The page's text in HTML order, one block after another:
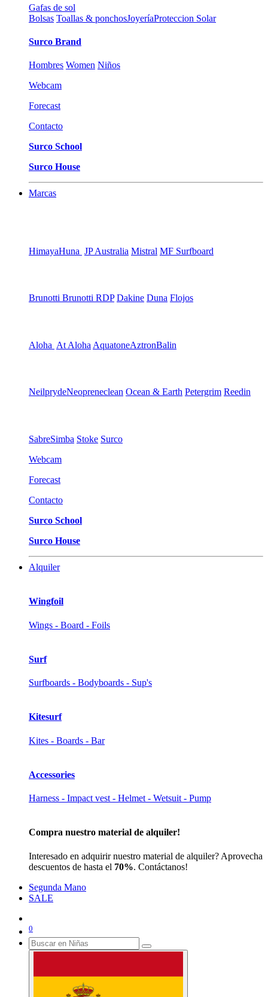
Gafas de sol
Bolsas Toallas & ponchosJoyeríaProteccion Solar
Surco Brand
Hombres Women Niños
Webcam
Forecast
Contacto
Surco School
Surco House
Marcas
HimayaHuna JP Australia Mistral MF Surfboard
Brunotti Brunotti RDP Dakine Duna Flojos
Aloha At Aloha AquatoneAztronBalin
NeilprydeNeopreneclean Ocean & Earth Petergrim Reedin
SabreSimba Stoke Surco
Webcam
Forecast
Contacto
Surco School
Surco House
Alquiler
Wingfoil
Wings - Board - Foils
Surf
Surfboards - Bodyboards - Sup's
Kitesurf
Kites - Boards - Bar
Accessories
Harness - Impact vest - Helmet - Wetsuit - Pump
Compra nuestro material de alquiler!
Interesado en adquirir nuestro material de alquiler? Aprovecha
descuentos de hasta el 70%. Contáctanos!
Segunda Mano
SALE
0